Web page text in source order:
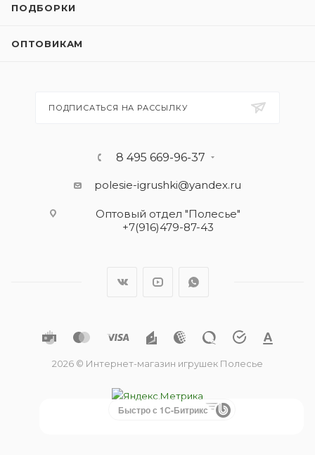
ПОДБОРКИ
ОПТОВИКАМ
ПОДПИСАТЬСЯ НА РАССЫЛКУ
8 495 669-96-37
polesie-igrushki@yandex.ru
Оптовый отдел "Полесье"
+7(916)479-87-43
2026 © Интернет-магазин игрушек Полесье
Быстро с 1С-Битрикс